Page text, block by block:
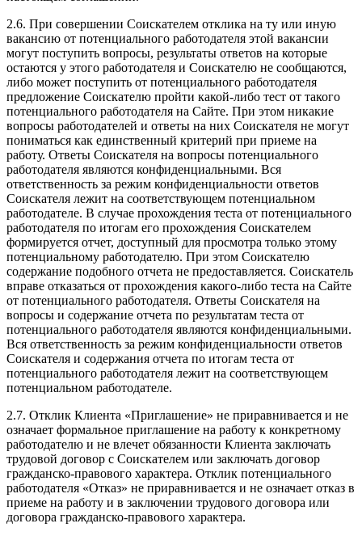
2.6. При совершении Соискателем отклика на ту или иную
вакансию от потенциального работодателя этой вакансии
могут поступить вопросы, результаты ответов на которые
остаются у этого работодателя и Соискателю не сообщаются,
либо может поступить от потенциального работодателя
предложение Соискателю пройти какой-либо тест от такого
потенциального работодателя на Сайте. При этом никакие
вопросы работодателей и ответы на них Соискателя не могут
пониматься как единственный критерий при приеме на
работу. Ответы Соискателя на вопросы потенциального
работодателя являются конфиденциальными. Вся
ответственность за режим конфиденциальности ответов
Соискателя лежит на соответствующем потенциальном
работодателе. В случае прохождения теста от потенциального
работодателя по итогам его прохождения Соискателем
формируется отчет, доступный для просмотра только этому
потенциальному работодателю. При этом Соискателю
содержание подобного отчета не предоставляется. Соискатель
вправе отказаться от прохождения какого-либо теста на Сайте
от потенциального работодателя. Ответы Соискателя на
вопросы и содержание отчета по результатам теста от
потенциального работодателя являются конфиденциальными.
Вся ответственность за режим конфиденциальности ответов
Соискателя и содержания отчета по итогам теста от
потенциального работодателя лежит на соответствующем
потенциальном работодателе.
2.7. Отклик Клиента «Приглашение» не приравнивается и не
означает формальное приглашение на работу к конкретному
работодателю и не влечет обязанности Клиента заключать
трудовой договор с Соискателем или заключать договор
гражданско-правового характера. Отклик потенциального
работодателя «Отказ» не приравнивается и не означает отказ в
приеме на работу и в заключении трудового договора или
договора гражданско-правового характера.